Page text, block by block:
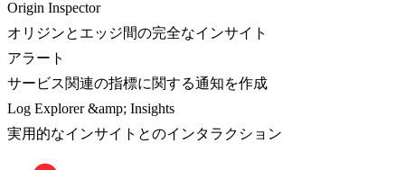
Origin Inspector
オリジンとエッジ間の完全なインサイト
アラート
サービス関連の指標に関する通知を作成
Log Explorer &amp; Insights
実用的なインサイトとのインタラクション